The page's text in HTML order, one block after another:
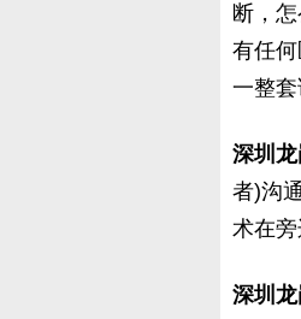
断，
有任
一整套
深圳
者)沟
术在旁
深圳